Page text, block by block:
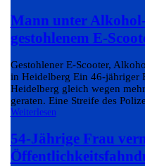
Mann unter
gestohlenem E-
Gestohlener E-Scooter,
in Heidelberg Ein 46-jähriger
Heidelberg gleich wegen
geraten. Eine Streife des
Weiterlesen
54-Jährige Frau